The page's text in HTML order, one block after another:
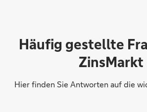
Häufig gestellte
ZinsMarkt
Hier finden Sie Antworten auf die